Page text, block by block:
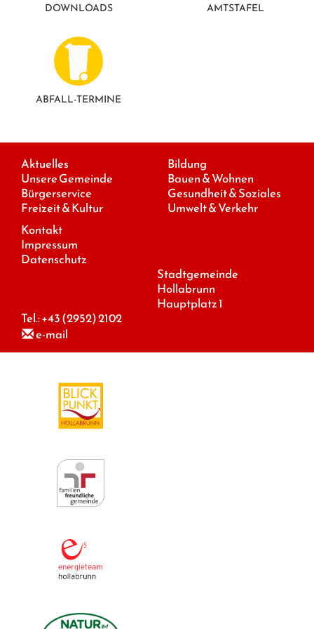
ANSPRECHPARTNER
GESUNDE GEMEINDE
DOWNLOADS AMTSTAFEL
ABFALL-TERMINE
Aktuelles
Unsere Gemeinde
Bürgerservice
Freizeit & Kultur
Bildung
Bauen & Wohnen
Gesundheit & Soziales
Umwelt & Verkehr
Kontakt
Impressum
Datenschutz
Stadtgemeinde
Hollabrunn
Hauptplatz 1
Tel.:+43 (2952) 2102
e-mail